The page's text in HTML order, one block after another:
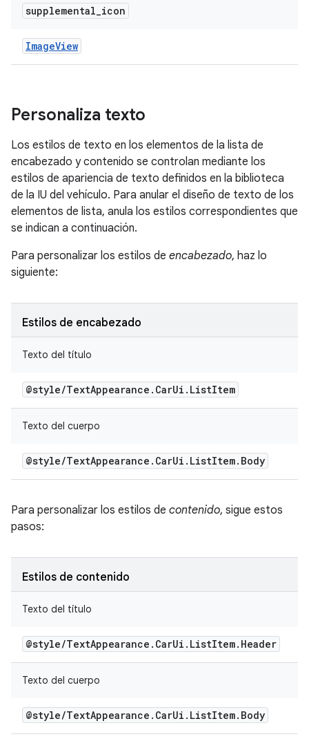
supplemental_icon
ImageView
Personaliza texto
Los estilos de texto en los elementos de la lista de
encabezado y contenido se controlan mediante los
estilos de apariencia de texto definidos en la biblioteca
de la IU del vehículo. Para anular el diseño de texto de los
elementos de lista, anula los estilos correspondientes que
se indican a continuación.
Para personalizar los estilos de encabezado, haz lo
siguiente:
Estilos de encabezado
Texto del título
@style/TextAppearance . CarUi . ListItem
Texto del cuerpo
@style/TextAppearance . CarUi . ListItem. Body
Para personalizar los estilos de contenido, sigue estos
pasos:
Estilos de contenido
Texto del título
@style/TextAppearance . CarUi . ListItem. Header
Texto del cuerpo
@style/TextAppearance . CarUi . ListItem. Body